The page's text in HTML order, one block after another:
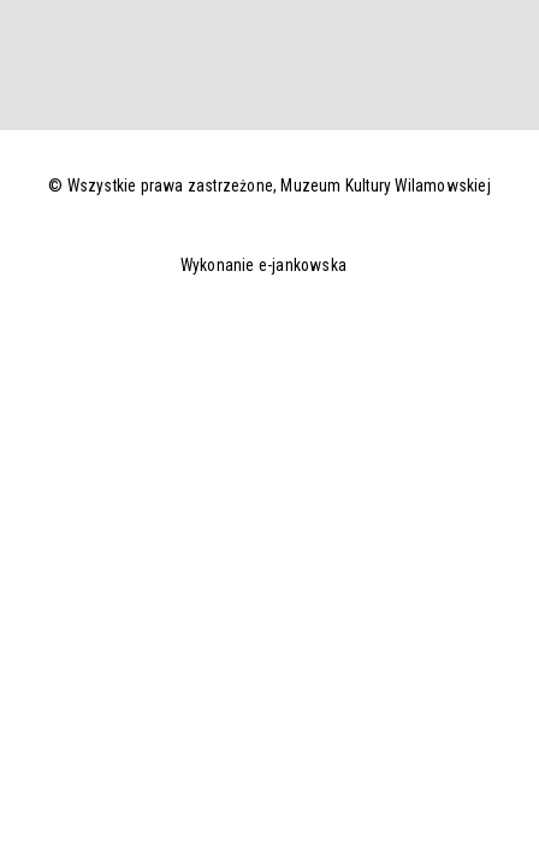
© Wszystkie prawa zastrzeżone, Muzeum Kultury Wilamowskiej
Wykonanie e-jankowska